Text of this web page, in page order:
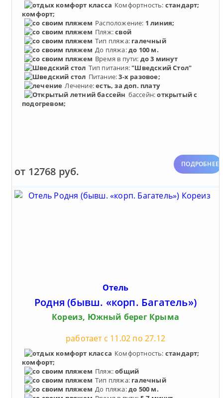
Комфортность: стандарт;
комфорт;
Расположение: 1 линия;
Пляж:свой
Тип пляжа: галечный
До пляжа:до 100 м.
Время в пути: до 3 минут
Тип питания: "Шведский Стол"
Питание:3-х разовое;
Лечение:есть, за доп. плату
бассейн:открытый с
подогревом;
от 12768 руб.
ПОДРОБНЕЕ
Отель
Родня (бывш. «корп. Багатель»)
Кореиз, Южный берег Крыма
работает с 11.02 по 27.12
Комфортность: стандарт;
комфорт;
Пляж:общий
Тип пляжа: галечный
До пляжа:до 500 м.